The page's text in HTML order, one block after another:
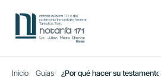
Inicio Guías ¿Por qué hacer su testamento?